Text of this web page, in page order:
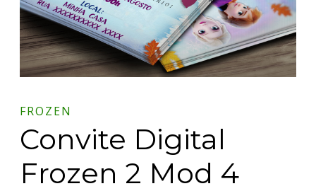
FROZEN
Convite Digital
Frozen 2 Mod 4